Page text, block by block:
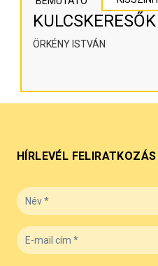
KULCSKERESŐK
ÖRKÉNY ISTVÁN
HÍRLEVÉL FELIRATKOZÁS